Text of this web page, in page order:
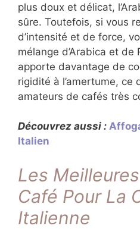
plus doux et délicat,
sûre. Toutefois, si vous
d’intensité et de force,
mélange d’Arabica et de
apporte davantage de
rigidité à l’amertume, ce
amateurs de cafés très
Découvrez aussi :
Italien
Les
Café Pour La
Italienne